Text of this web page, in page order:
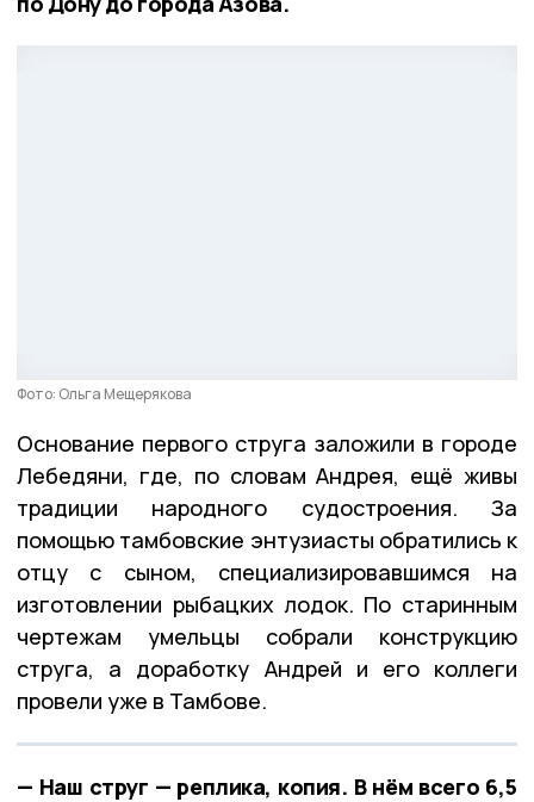
Фото: Ольга Мещерякова
Основание первого струга заложили в городе
Лебедяни, где, по словам Андрея, ещё живы
традиции народного судостроения. За
помощью тамбовские энтузиасты обратились к
отцу с сыном, специализировавшимся на
изготовлении рыбацких лодок. По старинным
чертежам умельцы собрали конструкцию
струга, а доработку Андрей и его коллеги
провели уже в Тамбове.
— Наш струг — реплика, копия. В нём всего 6,5